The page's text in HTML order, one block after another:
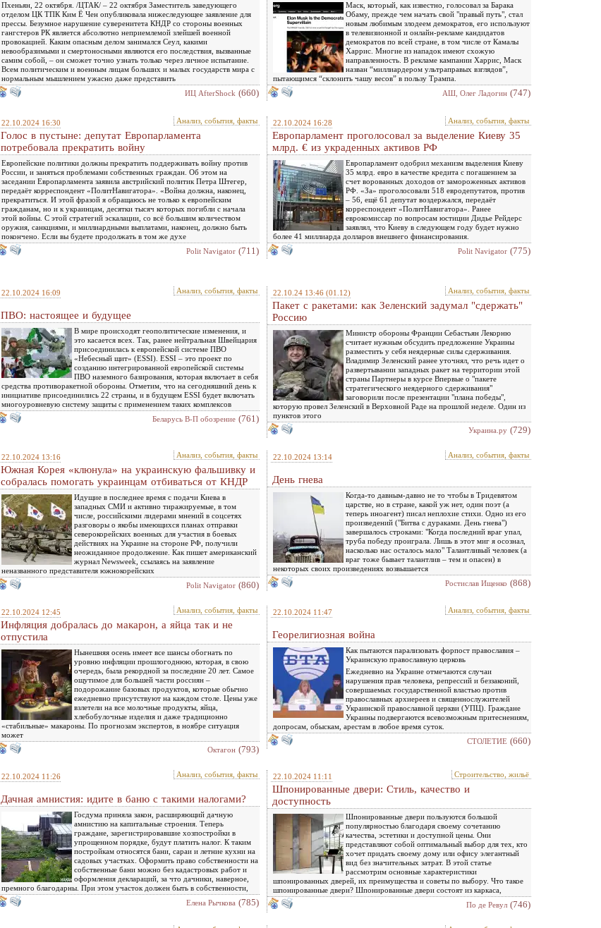
Пхеньян, 22 октября. /ЦТАК/ – 22 октября Заместитель заведующего
отделом ЦК ТПК Ким Ё Чен опубликовала нижеследующее заявление для
прессы. Безумное нарушение суверенитета КНДР со стороны военных
гангстеров РК является абсолютно неприемлемой злейшей военной
провокацией. Каким опасным делом занимался Сеул, какими
невообразимыми и смертоносными являются его последствия, вызванные
самим собой, – он сможет точно узнать только через личное испытание.
Всем политическим и военным лицам больших и малых государств мира с
нормальным мышлением ужасно даже представить
ИЦ AfterShock (660)
Маск, который, как известно, голосовал за Барака
Обаму, прежде чем начать свой "правый путь", стал
новым любимым злодеем демократов, его используют
в телевизионной и онлайн-рекламе кандидатов
демократов по всей стране, в том числе от Камалы
Харрис. Многие из нападок имеют схожую
направленность. В рекламе кампании Харрис, Маск
назван “миллиардером ультраправых взглядов”,
пытающимся “склонить чашу весов” в пользу Трампа.
АШ, Олег Ладогин (747)
22.10.2024 16:30 Анализ, события, факты
Голос в пустыне: депутат Европарламента
потребовала прекратить войну
Европейские политики должны прекратить поддерживать войну против
России, и заняться проблемами собственных граждан. Об этом на
заседании Европарламента заявила австрийский политик Петра Штегер,
передаёт корреспондент «ПолитНавигатора». «Война должна, наконец,
прекратиться. И этой фразой я обращаюсь не только к европейским
гражданам, но и к украинцам, десятки тысяч которых погибли с начала
этой войны. С этой стратегий эскалации, со всё большим количеством
оружия, санкциями, и миллиардными выплатами, наконец, должно быть
покончено. Если вы будете продолжать в том же духе
Polit Navigator (711)
22.10.2024 16:28 Анализ, события, факты
Европарламент проголосовал за выделение Киеву 35
млрд. € из украденных активов РФ
Европарламент одобрил механизм выделения Киеву
35 млрд. евро в качестве кредита с погашением за
счет ворованных доходов от замороженных активов
РФ. «За» проголосовали 518 евродепутатов, против
– 56, ещё 61 депутат воздержался, передаёт
корреспондент «ПолитНавигатора». Ранее
еврокомиссар по вопросам юстиции Дидье Рейдерс
заявлял, что Киеву в следующем году будет нужно
более 41 миллиарда долларов внешнего финансирования.
Polit Navigator (775)
22.10.2024 16:09 Анализ, события, факты
ПВО: настоящее и будущее
В мире происходят геополитические изменения, и
это касается всех. Так, ранее нейтральная Швейцария
присоединилась к европейской системе ПВО
«Небесный щит» (ESSI). ESSI – это проект по
созданию интегрированной европейской системы
ПВО наземного базирования, которая включает в себя
средства противоракетной обороны. Отметим, что на сегодняшний день к
инициативе присоединились 22 страны, и в будущем ESSI будет включать
многоуровневую систему защиты с применением таких комплексов
Беларусь В-П обозрение (761)
22.10.24 13:46 (01.12) Анализ, события, факты
Пакет с ракетами: как Зеленский задумал "сдержать"
Россию
Министр обороны Франции Себастьян Лекорню
считает нужным обсудить предложение Украины
разместить у себя неядерные силы сдерживания.
Владимир Зеленский ранее уточнял, что речь идет о
развертывании западных ракет на территории этой
страны Партнеры в курсе Впервые о "пакете
стратегического неядерного сдерживания"
заговорили после презентации "плана победы",
которую провел Зеленский в Верховной Раде на прошлой неделе. Один из
пунктов этого
Украина.ру (729)
22.10.2024 13:16 Анализ, события, факты
Южная Корея «клюнула» на украинскую фальшивку и
собралась помогать украинцам отбиваться от КНДР
Идущие в последнее время с подачи Киева в
западных СМИ и активно тиражируемые, в том
числе, российскими лидерами мнений в соцсетях
разговоры о якобы имеющихся планах отправки
северокорейских военных для участия в боевых
действиях на Украине на стороне РФ, получили
неожиданное продолжение. Как пишет американский
журнал Newsweek, ссылаясь на заявление
неназванного представителя южнокорейских
Polit Navigator (860)
22.10.2024 13:14 Анализ, события, факты
День гнева
Когда-то давным-давно не то чтобы в Тридевятом
царстве, но в стране, какой уж нет, один поэт (а
теперь иноагент) писал неплохие стихи. Одно из его
произведений ("Битва с дураками. День гнева")
завершалось строками: "Когда последний враг упал,
труба победу проиграла. Лишь в этот миг я осознал,
насколько нас осталось мало" Талантливый человек (а
враг тоже бывает талантлив – тем и опасен) в
некоторых своих произведениях возвышается
Ростислав Ищенко (868)
22.10.2024 12:45 Анализ, события, факты
Инфляция добралась до макарон, а яйца так и не
отпустила
Нынешняя осень имеет все шансы обогнать по
уровню инфляции прошлогоднюю, которая, в свою
очередь, была рекордной за последние 20 лет. Самое
ощутимое для большей части россиян –
подорожание базовых продуктов, которые обычно
ежедневно присутствуют на каждом столе. Цены уже
взлетели на все молочные продукты, яйца,
хлебобулочные изделия и даже традиционно
«стабильные» макароны. По прогнозам экспертов, в ноябре ситуация
может
Октагон (793)
22.10.2024 11:47 Анализ, события, факты
Георелигиозная война
Как пытаются парализовать форпост православия –
Украинскую православную церковь
Ежедневно на Украине отмечаются случаи
нарушения прав человека, репрессий и беззаконий,
совершаемых государственной властью против
православных архиереев и священнослужителей
Украинской православной церкви (УПЦ). Граждане
Украины подвергаются всевозможным притеснениям,
допросам, обыскам, арестам в любое время суток.
СТОЛЕТИЕ (660)
22.10.2024 11:26 Анализ, события, факты
Дачная амнистия: идите в баню с такими налогами?
Госдума приняла закон, расширяющий дачную
амнистию на капитальные строения. Теперь
граждане, зарегистрировавшие хозпостройки в
упрощенном порядке, будут платить налог. К таким
постройкам относятся бани, сараи и летние кухни на
садовых участках. Оформить право собственности на
собственные бани можно без кадастровых работ и
оформления деклараций, за что дачники, наверное,
премного благодарны. При этом участок должен быть в собственности,
Елена Рычкова (785)
22.10.2024 11:11 Строительство, жильё
Шпонированные двери: Стиль, качество и
доступность
Шпонированные двери пользуются большой
популярностью благодаря своему сочетанию
качества, эстетики и доступной цены. Они
представляют собой оптимальный выбор для тех, кто
хочет придать своему дому или офису элегантный
вид без значительных затрат. В этой статье
рассмотрим основные характеристики
шпонированных дверей, их преимущества и советы по выбору. Что такое
шпонированные двери? Шпонированные двери состоят из каркаса,
По де Ревул (746)